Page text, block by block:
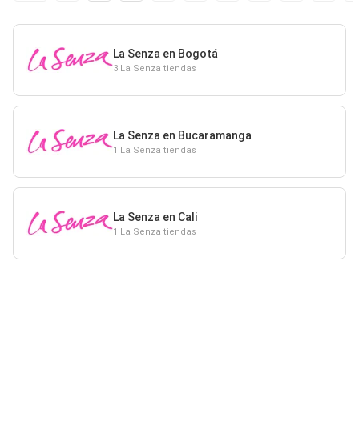
La Senza en Bogotá
3 La Senza tiendas
La Senza en Bucaramanga
1 La Senza tiendas
La Senza en Cali
1 La Senza tiendas